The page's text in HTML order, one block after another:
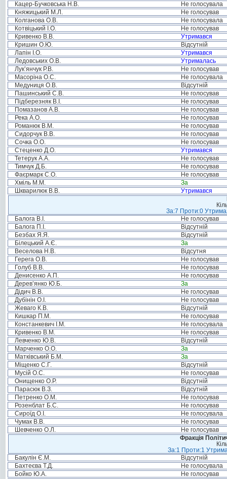
Кацер-Бучковська Н.В.
Не голосувала
Княжицький М.Л.
Не голосував
Колганова О.В.
Не голосувала
Котвіцький І.О.
Не голосував
Кривенко В.В.
Утримався
Кришин О.Ю.
Відсутній
Лапін І.О.
Утримався
Ледовських О.В.
Утрималась
Лук’янчук Р.В.
Не голосував
Масоріна О.С.
Не голосувала
Медуниця О.В.
Відсутній
Пашинський С.В.
Не голосував
Підберезняк В.І.
Не голосував
Помазанов А.В.
Не голосував
Река А.О.
Не голосував
Романюк В.М.
Не голосував
Сидорчук В.В.
Не голосував
Сочка О.О.
Не голосував
Стеценко Д.О.
Утримався
Тетерук А.А.
Не голосував
Тимчук Д.Б.
Не голосував
Фаєрмарк С.О.
Не голосував
Хміль М.М.
За
Шкварилюк В.В.
Утримався
За:7 Проти:0
Балога В.І.
Не голосував
Балога П.І.
Відсутній
Безбах Я.Я.
Відсутній
Білецький А.Є.
За
Веселова Н.В.
Відсутня
Герега О.В.
Не голосував
Голуб В.В.
Не голосував
Денисенко А.П.
Не голосував
Дерев’янко Ю.Б.
За
Дідич В.В.
Не голосував
Дубінін О.І.
Не голосував
Жеваго К.В.
Відсутній
Кишкар П.М.
Не голосував
Констанкевич І.М.
Не голосувала
Кривенко В.М.
Не голосував
Левченко Ю.В.
Відсутній
Марченко О.О.
За
Матківський Б.М.
За
Міщенко С.Г.
Відсутній
Мусій О.С.
Не голосував
Онищенко О.Р.
Відсутній
Парасюк В.З.
Відсутній
Петренко О.М.
Не голосував
Розенблат Б.С.
Не голосував
Сироїд О.І.
Не голосувала
Чумак В.В.
Не голосував
Шевченко О.Л.
Не голосував
Фракція
За:1 Проти:1
Бакулін Є.М.
Відсутній
Бахтеєва Т.Д.
Не голосувала
Бойко Ю.А.
Не голосував